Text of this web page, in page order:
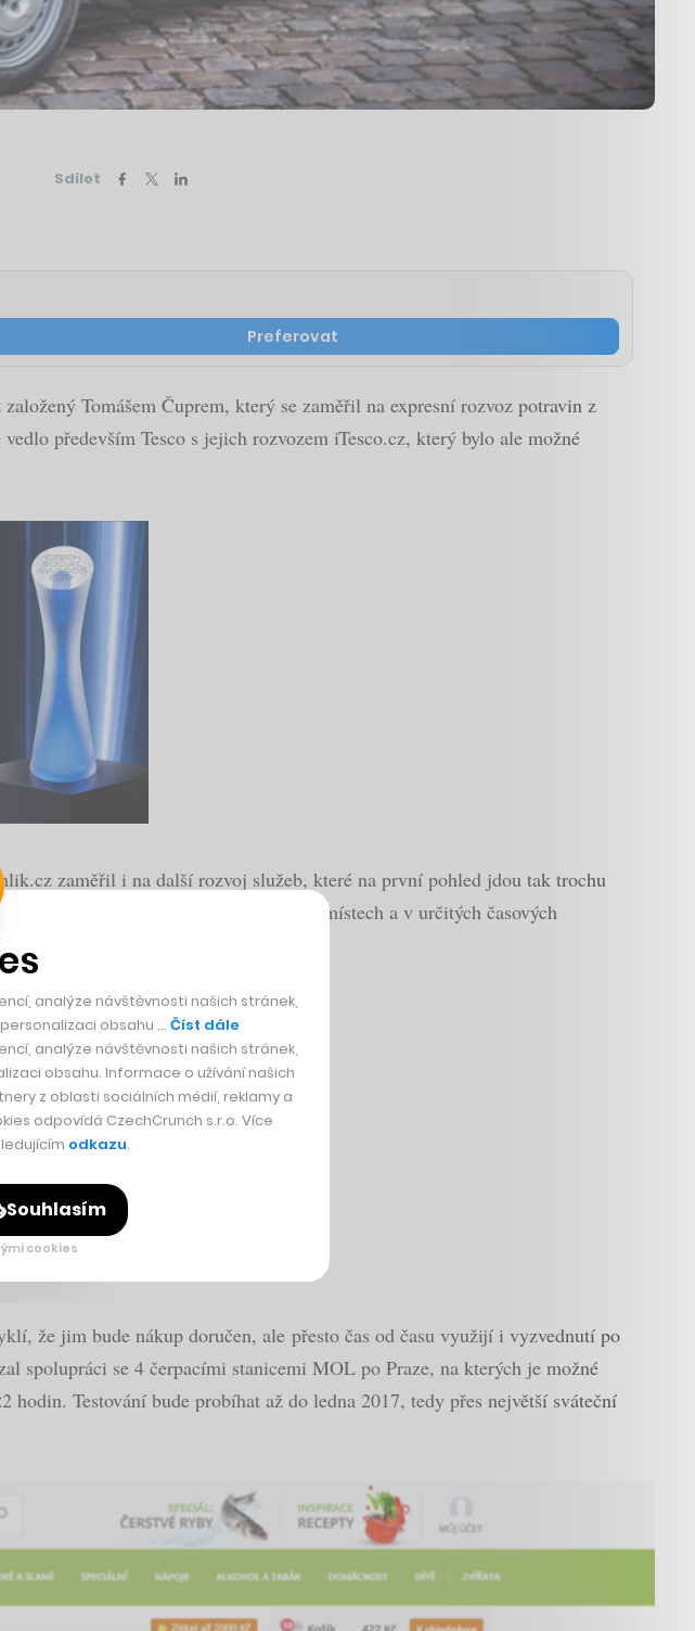
Sdílet
Preferovat
Tomášem Čuprem, který se zaměřil na expresní rozvoz potravin z
především Tesco s jejich rozvozem iTesco.cz, který bylo ale možné
zaměřil i na další rozvoj služeb, které na první pohled jdou tak trochu
vyzvednout na předem vybraných místech a v určitých časových
svůj komiksový příběh
že jim bude nákup doručen, ale přesto čas od času využijí i vyzvednutí po
spolupráci se 4 čerpacími stanicemi MOL po Praze, na kterých je možné
Testování bude probíhat až do ledna 2017, tedy přes největší sváteční
analýze návštěvnosti našich stránek,
obsahu … Číst dále
analýze návštěvnosti našich stránek,
obsahu. Informace o užívání našich
z oblasti sociálních médií, reklamy a
odpovídá CzechCrunch s.r.o. Více
odkazu.
Souhlasím
cookies